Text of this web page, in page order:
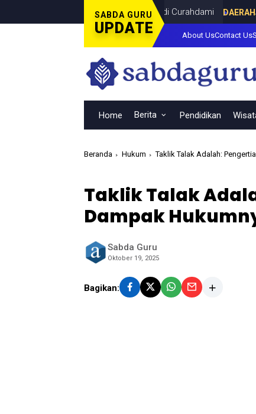
SABDA GURU
UPDATE
Dunia Bersama Dina Lorenza di Curahdami DAERAH JULY
About UsContact Us
Home Berita Pendidikan
Beranda Hukum Taklik Talak Adalah:
Taklik Talak
Dampak
Sabda Guru
Oktober 19, 2025
Bagikan: